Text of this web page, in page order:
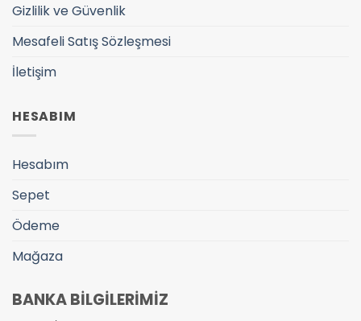
Gizlilik ve Güvenlik
Mesafeli Satış Sözleşmesi
İletişim
HESABIM
Hesabım
Sepet
Ödeme
Mağaza
BANKA BİLGİLERİMİZ